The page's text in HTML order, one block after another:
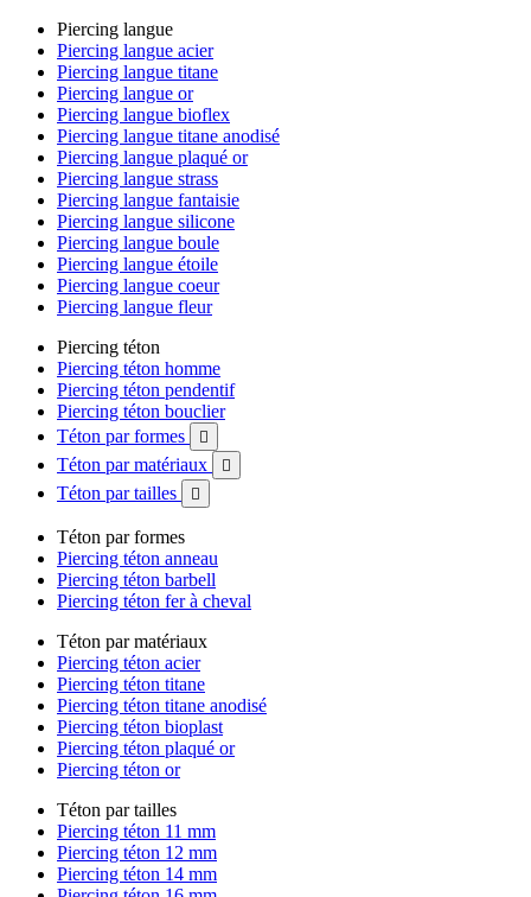
Piercing langue
Piercing langue acier
Piercing langue titane
Piercing langue or
Piercing langue bioflex
Piercing langue titane anodisé
Piercing langue plaqué or
Piercing langue strass
Piercing langue fantaisie
Piercing langue silicone
Piercing langue boule
Piercing langue étoile
Piercing langue coeur
Piercing langue fleur
Piercing téton
Piercing téton homme
Piercing téton pendentif
Piercing téton bouclier
Téton par formes

Téton par matériaux 
Téton par tailles 
Téton par formes
Piercing téton anneau
Piercing téton barbell
Piercing téton fer à cheval
Téton par matériaux
Piercing téton acier
Piercing téton titane
Piercing téton titane anodisé
Piercing téton bioplast
Piercing téton plaqué or
Piercing téton or
Téton par tailles
Piercing téton 11 mm
Piercing téton 12 mm
Piercing téton 14 mm